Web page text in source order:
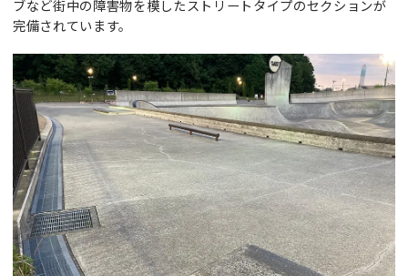
ブなど街中の障害物を模したストリートタイプのセクションが
完備されています。